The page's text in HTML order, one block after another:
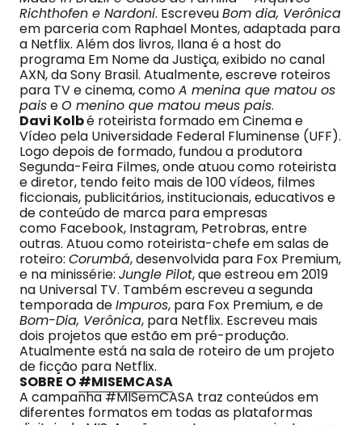
Richthofen e Nardoni. EscreveuBom dia, Verônica
em parceria com Raphael Montes, adaptada para
a Netflix. Além dos livros, Ilana é a host do
programa Em Nome da Justiça, exibido no canal
AXN, da Sony Brasil. Atualmente, escreve roteiros
para TV e cinema, comoA menina que matou os
paiseO menino que matou meus pais.
Davi Kolbé roteirista formado em Cinema e
Vídeo pela Universidade Federal Fluminense (UFF).
Logo depois de formado, fundou a produtora
Segunda-Feira Filmes, onde atuou como roteirista
e diretor, tendo feito mais de 100 vídeos, filmes
ficcionais, publicitários, institucionais, educativos e
de conteúdo de marca para empresas
como Facebook, Instagram, Petrobras, entre
outras. Atuou como roteirista-chefe em salas de
roteiro: Corumbá, desenvolvida para Fox Premium,
e na minissérie: Jungle Pilot, que estreou em 2019
na Universal TV. Também escreveu a segunda
temporada deImpuros, para Fox Premium, e de
Bom-Dia, Verônica, para Netflix. Escreveu mais
dois projetos que estão em pré-produção.
Atualmente está na sala de roteiro de um projeto
de ficção para Netflix.
SOBRE O#MISEMCASA
A campanha #MISemCASA traz conteúdos em
diferentes formatos em todas as plataformas